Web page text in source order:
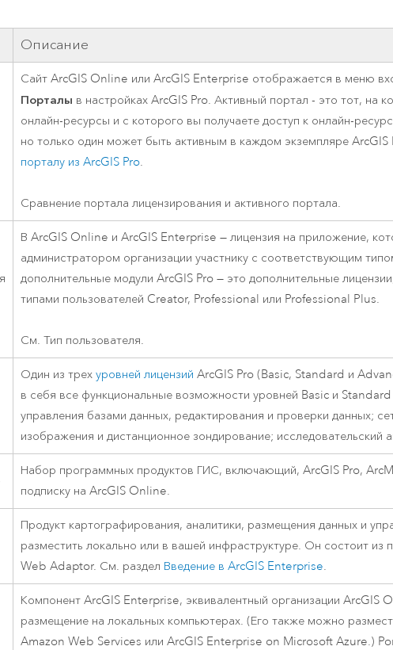
Все истории
Описание
СайтArcGIS Online илиArcGIS Enterprise отображается в меню
Порталы в настройкахArcGIS Pro. Активный портал - это тот, на
онлайн-ресурсы и с которого вы получаете доступ к онлайн-
но только один может быть активным в каждом экземпляреArcGIS
порталу изArcGIS Pro.
Сравнение портала лицензирования и активного портала.
ВArcGIS Online иArcGIS Enterprise — лицензия на приложение,
администратором организации участнику с соответствующим
дополнительные модулиArcGIS Pro — это дополнительные
типами пользователей Creator, Professional или Professional Plus.
См. Тип пользователя.
Один из трехуровней лицензий ArcGIS Pro (Basic, Standard и
в себя все функциональные возможности уровней Basic и
управления базами данных, редактирования и проверки данных;
изображения и дистанционное зондирование; исследовательский
Набор программных продуктов ГИС, включающий,ArcGIS Pro,
подписку наArcGIS Online.
Продукт картографирования, аналитики, размещения данных и
разместить локально или в вашей инфраструктуре. Он состоит
Web Adaptor. См. раздел Введение вArcGIS Enterprise.
КомпонентArcGIS Enterprise, эквивалентный организацииArcGIS
размещение на локальных компьютерах. (Его также можно
Amazon Web Services илиArcGIS Enterprise on Microsoft Azure.)